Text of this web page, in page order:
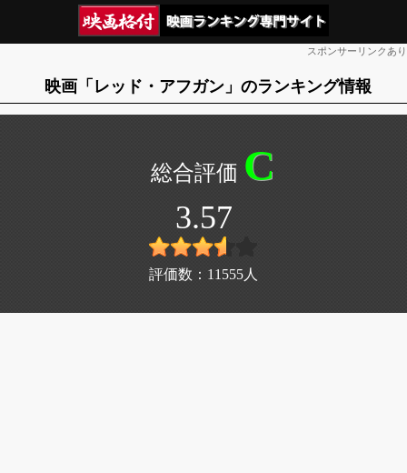
スポンサーリンクあり
映画「レッド・アフガン」のランキング情報
C
3.57
評価数： 11555 人